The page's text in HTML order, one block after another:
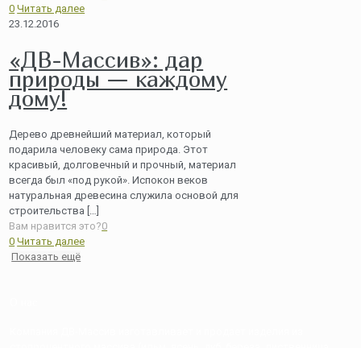
0 Читать далее
23.12.2016
«ДВ-Массив»: дар
природы — каждому
дому!
Дерево древнейший материал, который
подарила человеку сама природа. Этот
красивый, долговечный и прочный, материал
всегда был «под рукой». Испокон веков
натуральная древесина служила основой для
строительства […]
Вам нравится это?0
0 Читать далее
Показать ещё